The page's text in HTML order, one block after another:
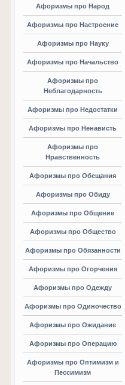
Афоризмы про Народ
Афоризмы про Настроение
Афоризмы про Науку
Афоризмы про Начальство
Афоризмы про
Неблагодарность
Афоризмы про Недостатки
Афоризмы про Ненависть
Афоризмы про
Нравственность
Афоризмы про Обещания
Афоризмы про Обиду
Афоризмы про Общение
Афоризмы про Общество
Афоризмы про Обязанности
Афоризмы про Огорчения
Афоризмы про Одежду
Афоризмы про Одиночество
Афоризмы про Ожидание
Афоризмы про Операцию
Афоризмы про Оптимизм и
Пессимизм